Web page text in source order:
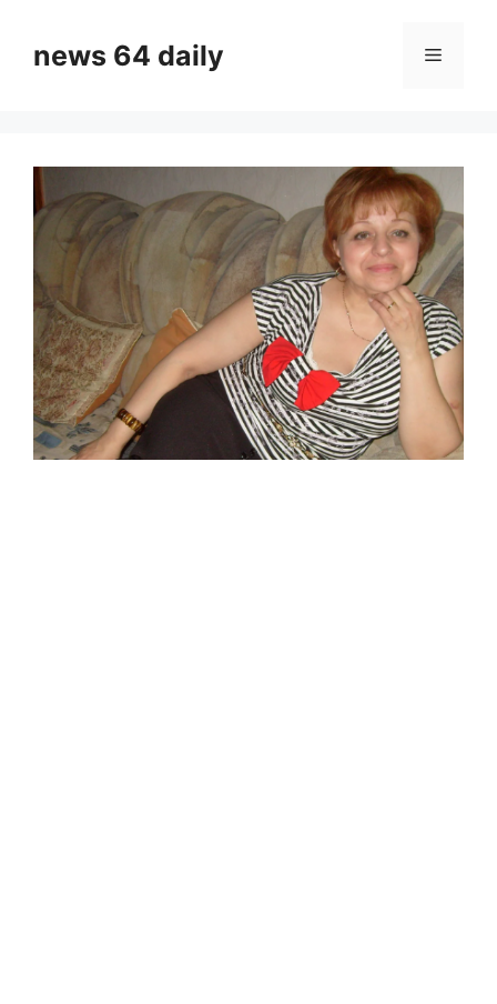
contentnews 64 daily Menu